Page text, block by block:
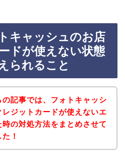
キャッシュのお店
ドが使えない状態
られること
記事では、フォトキャッシ
レジットカードが使えないエ
時の対処方法をまとめさせて
！